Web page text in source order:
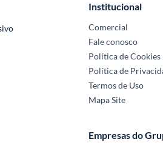
Institucional
Comercial
Fale conosco
Política de Cookies
Política de
Termos de Uso
Mapa Site
Empresas do